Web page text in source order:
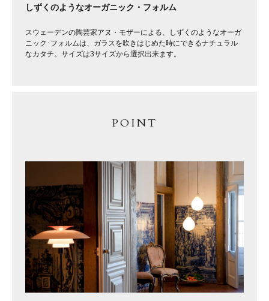
しずくのようなオーガニック・フォルム
スウェーデンの陶芸家アヌ・モザーによる、しずくのようなオーガ
ニック･フォルムは、ガラスを吹きはじめた時にできるナチュラル
なカタチ。サイズは3サイズから選択出来ます。
POINT